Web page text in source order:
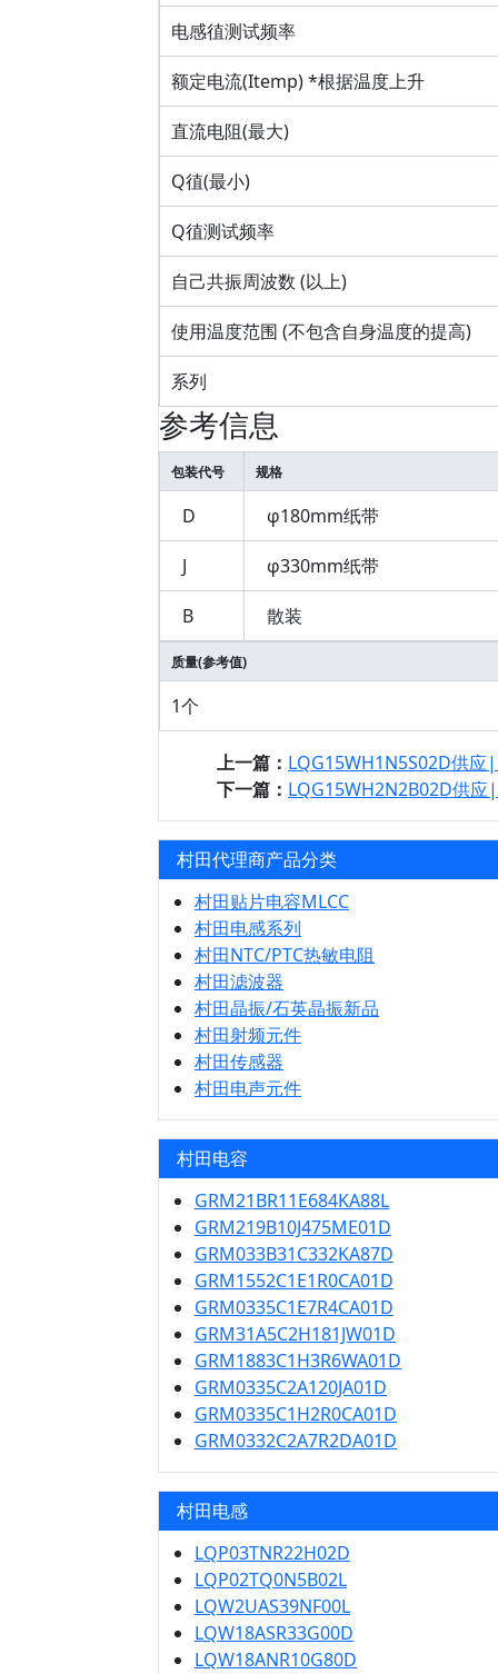
电感徝测试频率
额定电流(Itemp) *根据温度上升
直流电阻(最大)
Q徝(最小)
Q徝测试频率
自己共振周波数 (以上)
使用温度范围 (不包含自身温度的提高)
系列
参考信息
包装代号 规格
D φ180mm纸带
J φ330mm纸带
B 散装
质量(参考值)
1个
上一篇： LQG15WH1N5S02D供
下一篇： LQG15WH2N2B02D供
村田代理商产品分类
村田贴片电容MLCC
村田电感系列
村田NTC/PTC热敏电阻
村田滤波器
村田晶振/石英晶振新品
村田射频元件
村田传感器
村田电声元件
村田电容
GRM21BR11E684KA88L
GRM219B10J475ME01D
GRM033B31C332KA87D
GRM1552C1E1R0CA01D
GRM0335C1E7R4CA01D
GRM31A5C2H181JW01D
GRM1883C1H3R6WA01D
GRM0335C2A120JA01D
GRM0335C1H2R0CA01D
GRM0332C2A7R2DA01D
村田电感
LQP03TNR22H02D
LQP02TQ0N5B02L
LQW2UAS39NF00L
LQW18ASR33G00D
LQW18ANR10G80D